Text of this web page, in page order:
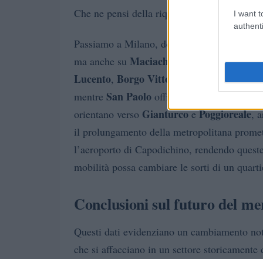
I want
Che ne pensi della riqualificazione urbana
Passiamo a Milano, dove gli under 36 si
ma anche su Maciachini Bicoccaper la
Lucento, Borgo Vittoria Madonna di
mentre San Paolo offre buoni collegamenti
orientano verso GianturcoePoggioreale,
il prolungamento della metropolitana
l’aeroporto di Capodichino, rendendo
mobilità possa cambiare le sorti di un
Conclusioni sul futuro del
Questi dati evidenziano un cambiamento
che si affacciano in un settore